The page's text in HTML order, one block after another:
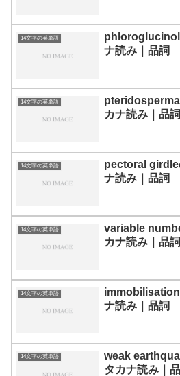
14文字の英単語
phloroglucinol
ナ読み｜品詞
14文字の英単語
カナ読み｜品詞
14文字の英単語
pectoral girdle
ナ読み｜品詞
14文字の英単語
variable
カナ読み｜品詞
14文字の英単語
immobilisation
ナ読み｜品詞
14文字の英単語
weak
タカナ読み｜